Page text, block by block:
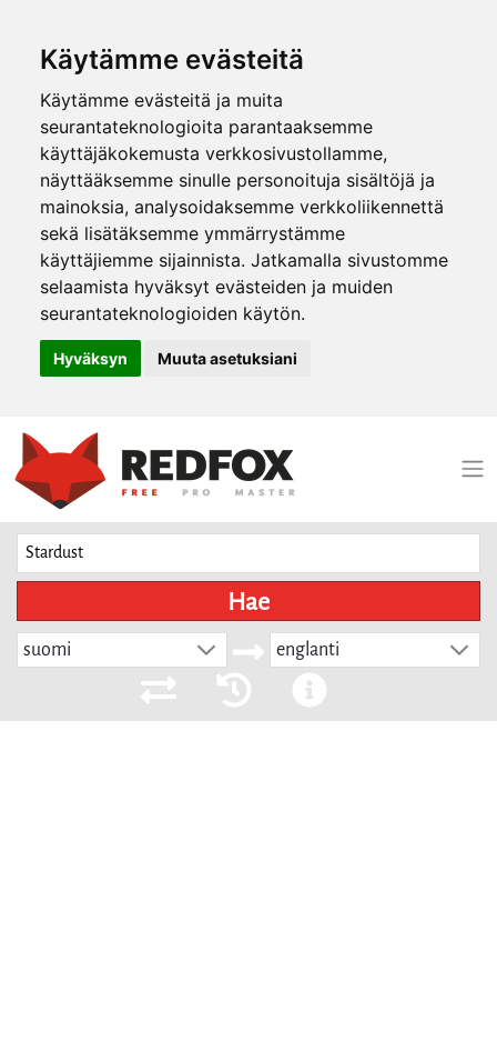
Käytämme evästeitä
Käytämme evästeitä ja muita
seurantateknologioita parantaaksemme
käyttäjäkokemusta verkkosivustollamme,
näyttääksemme sinulle personoituja sisältöjä ja
mainoksia, analysoidaksemme verkkoliikennettä
sekä lisätäksemme ymmärrystämme
käyttäjiemme sijainnista. Jatkamalla sivustomme
selaamista hyväksyt evästeiden ja muiden
seurantateknologioiden käytön.
Hyväksyn Muuta asetuksiani
Hae
suomi englanti